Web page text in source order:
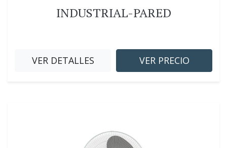
INDUSTRIAL-PARED
VER DETALLES VER PRECIO